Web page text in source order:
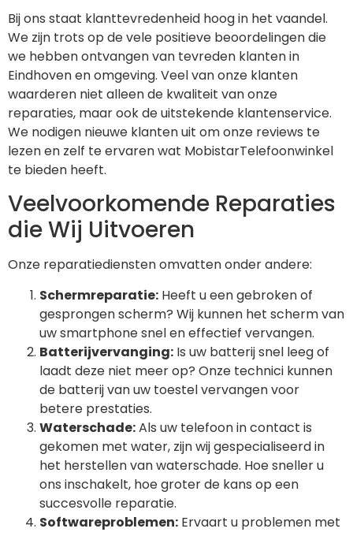
Bij ons staat klanttevredenheid hoog in het vaandel.
We zijn trots op de vele positieve beoordelingen die
we hebben ontvangen van tevreden klanten in
Eindhoven en omgeving. Veel van onze klanten
waarderen niet alleen de kwaliteit van onze
reparaties, maar ook de uitstekende klantenservice.
We nodigen nieuwe klanten uit om onze reviews te
lezen en zelf te ervaren wat MobistarTelefoonwinkel
te bieden heeft.
Veelvoorkomende Reparaties
die Wij Uitvoeren
Onze reparatiediensten omvatten onder andere:
Schermreparatie: Heeft u een gebroken of
gesprongen scherm? Wij kunnen het scherm van
uw smartphone snel en effectief vervangen.
Batterijvervanging: Is uw batterij snel leeg of
laadt deze niet meer op? Onze technici kunnen
de batterij van uw toestel vervangen voor
betere prestaties.
Waterschade:Als uw telefoon in contact is
gekomen met water, zijn wij gespecialiseerd in
het herstellen van waterschade. Hoe sneller u
ons inschakelt, hoe groter de kans op een
succesvolle reparatie.
Softwareproblemen: Ervaart u problemen met